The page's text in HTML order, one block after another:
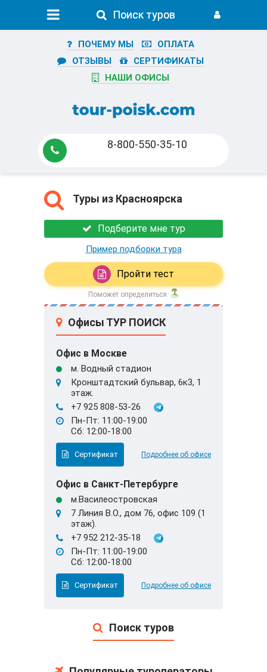
Поиск туров
Поиск туров
ПОЧЕМУ МЫ
ОПЛАТА
ОТЗЫВЫ
СЕРТИФИКАТЫ
НАШИ ОФИСЫ
8-800-550-35-10
Туры из Красноярска
Подберите мне тур
Пример подборки тура
Пройти тест
Поможет определиться
Поиск туров
Офисы ТУР ПОИСК
Офис в Москве
м. Водный стадион
Кронштадтский бульвар, 6к3, 1
этаж.
+7 925 808-53-26
Пн-Пт: 11:00-19:00
Сб: 12:00-18:00
Сертификат Подробнее об офисе
Офис в Санкт-Петербурге
м.Василеостровская
7 Линия В.О., дом 76, офис 109 (1
этаж).
+7 952 212-35-18
Пн-Пт: 11:00-19:00
Сб: 12:00-18:00
Сертификат Подробнее об офисе